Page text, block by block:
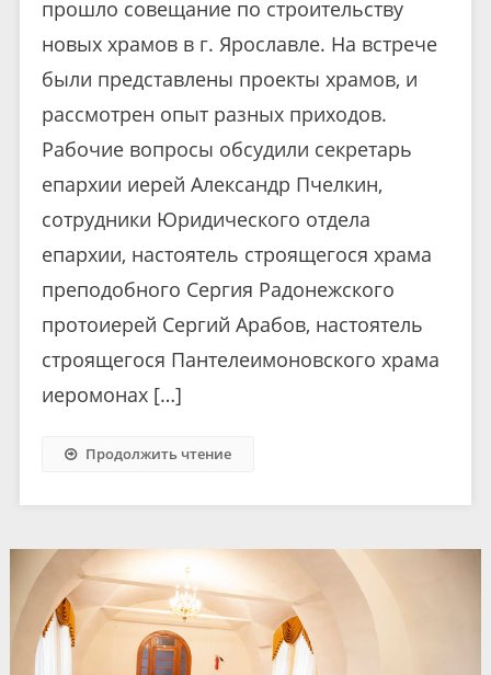
прошло совещание по строительству
новых храмов в г. Ярославле. На встрече
были представлены проекты храмов, и
рассмотрен опыт разных приходов.
Рабочие вопросы обсудили секретарь
епархии иерей Александр Пчелкин,
сотрудники Юридического отдела
епархии, настоятель строящегося храма
преподобного Сергия Радонежского
протоиерей Сергий Арабов, настоятель
строящегося Пантелеимоновского храма
иеромонах […]
Продолжить чтение